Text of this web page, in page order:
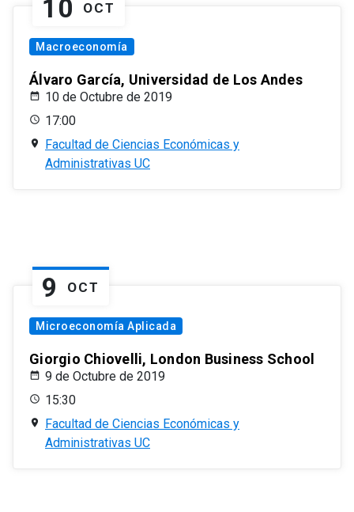
10 OCT
Macroeconomía
Álvaro García, Universidad de Los Andes
10 de Octubre de 2019
17:00
Facultad de Ciencias Económicas y
Administrativas UC
9 OCT
Microeconomía Aplicada
Giorgio Chiovelli, London Business School
9 de Octubre de 2019
15:30
Facultad de Ciencias Económicas y
Administrativas UC